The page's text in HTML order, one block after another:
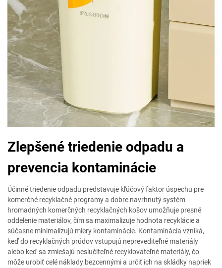
Zlepšené triedenie odpadu a
prevencia kontaminácie
Účinné triedenie odpadu predstavuje kľúčový faktor úspechu pre
komerčné recyklačné programy a dobre navrhnutý systém
hromadných komerčných recyklačných košov umožňuje presné
oddelenie materiálov, čím sa maximalizuje hodnota recyklácie a
súčasne minimalizujú miery kontaminácie. Kontaminácia vzniká,
keď do recyklačných prúdov vstupujú neprevediteľné materiály
alebo keď sa zmiešajú neslučiteľné recyklovateľné materiály, čo
môže urobiť celé náklady bezcennými a určiť ich na skládky napriek